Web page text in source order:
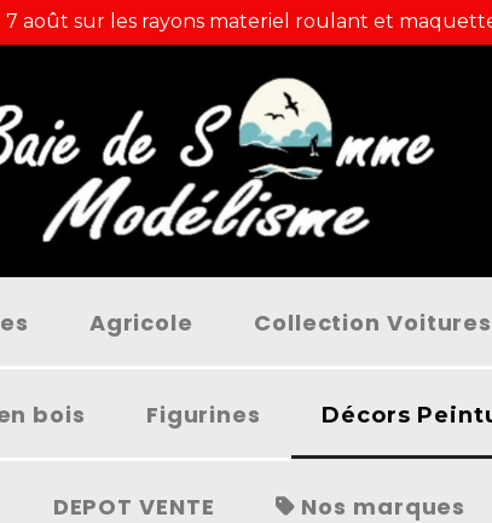
7 août sur les rayons materiel roulant et
Agricole Collection
bois Figurines Décors
DEPOT VENTE Nos marques